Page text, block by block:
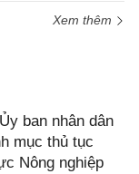
Xem thêm
ban nhân dân
mục thủ tục
Nông nghiệp